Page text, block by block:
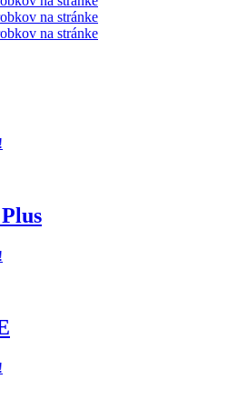
na stránke
na stránke